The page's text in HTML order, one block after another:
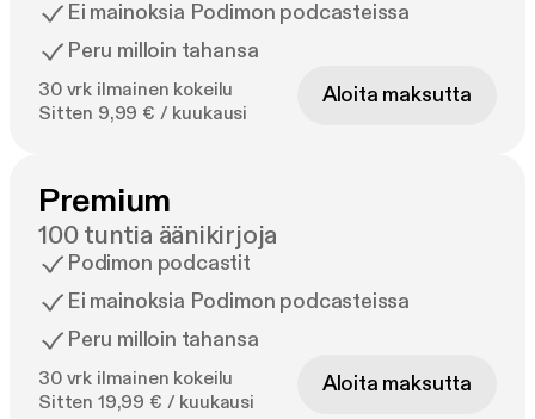
Ei mainoksia Podimon podcasteissa
Peru milloin tahansa
30 vrk ilmainen kokeilu
Sitten 9,99 € / kuukausi
Aloita maksutta
Premium
100 tuntia äänikirjoja
Podimon podcastit
Ei mainoksia Podimon podcasteissa
Peru milloin tahansa
30 vrk ilmainen kokeilu
Sitten 19,99 € / kuukausi
Aloita maksutta